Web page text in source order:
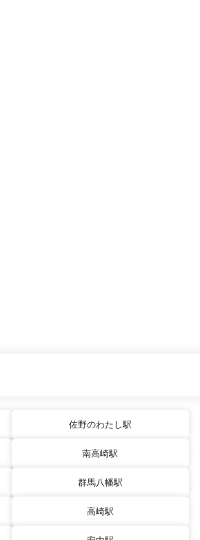
佐野のわたし駅
南高崎駅
群馬八幡駅
高崎駅